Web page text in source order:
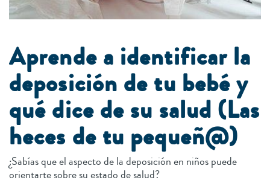
Aprende a identificar la
deposición de tu bebé y
qué dice de su salud (Las
heces de tu pequeñ@)
¿Sabías que el aspecto de la deposición en niños puede
orientarte sobre su estado de salud?